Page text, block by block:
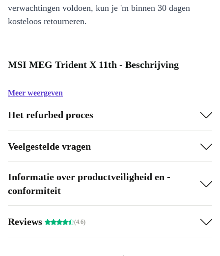
verwachtingen voldoen, kun je 'm binnen 30 dagen
kosteloos retourneren.
MSI MEG Trident X 11th - Beschrijving
Meer weergeven
Het refurbed proces
Veelgestelde vragen
Informatie over productveiligheid en -
conformiteit
Reviews (4.6)